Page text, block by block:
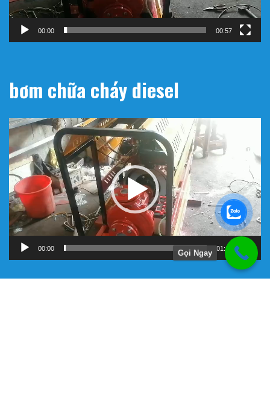
00:00 00:57
bơm chữa cháy diesel
Trình
chơi
Video
00:00 01:11
Gọi Ngay